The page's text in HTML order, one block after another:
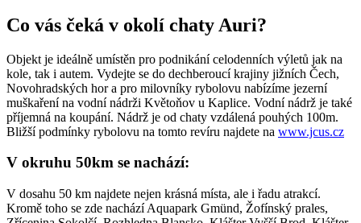
Co vás čeká v okolí chaty Auri?
Objekt je ideálně umístěn pro podnikání celodenních výletů jak na
kole, tak i autem. Vydejte se do dechberoucí krajiny jižních Čech,
Novohradských hor a pro milovníky rybolovu nabízíme jezerní
muškaření na vodní nádrži Květoňov u Kaplice. Vodní nádrž je také
příjemná na koupání. Nádrž je od chaty vzdálená pouhých 100m.
Bližší podmínky rybolovu na tomto revíru najdete na www.jcus.cz
V okruhu 50km se nachází:
V dosahu 50 km najdete nejen krásná místa, ale i řadu atrakcí.
Kromě toho se zde nachází Aquapark Gmünd, Žofínský prales,